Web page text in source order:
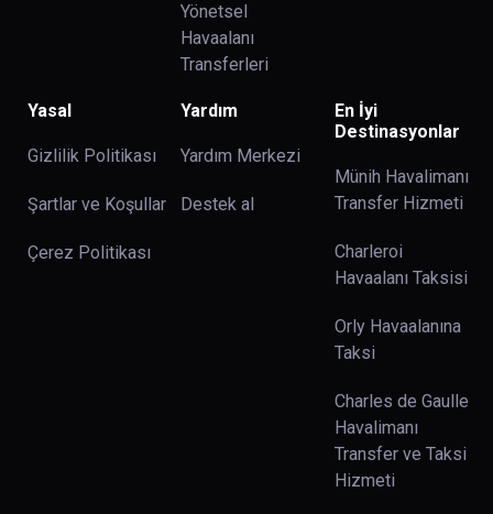
Yönetsel
Havaalanı
Transferleri
Yasal
Gizlilik Politikası
Şartlar ve Koşullar
Çerez Politikası
Yardım
Yardım Merkezi
Destek al
En İyi
Destinasyonlar
Münih Havalimanı
Transfer Hizmeti
Charleroi
Havaalanı Taksisi
Orly Havaalanına
Taksi
Charles de Gaulle
Havalimanı
Transfer ve Taksi
Hizmeti